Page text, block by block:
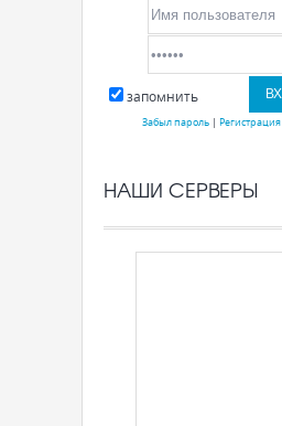
запомнить
Забыл пароль| Регистрация
НАШИ СЕРВЕРЫ